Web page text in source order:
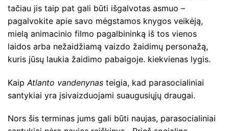
tačiau jis taip pat gali būti išgalvotas asmuo –
pagalvokite apie savo mėgstamos knygos veikėją,
mielą animacinio filmo pagalbininką iš tos vienos
laidos arba nežaidžiamą vaizdo žaidimų personažą,
kuris jūsų laukia žaidimo pabaigoje. kiekvienas lygis.
Kaip Atlanto vandenynas teigia, kad parasocialiniai
santykiai yra įsivaizduojami suaugusiųjų draugai.
Nors šis terminas jums gali būti naujas, parasocialiniai